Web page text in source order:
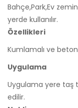
Bahçe,Park,Ev
yerde kullanılır.
Özellikleri
Kumlamalı ve beton
Uygulama
Uygulama yere taş
edilir.